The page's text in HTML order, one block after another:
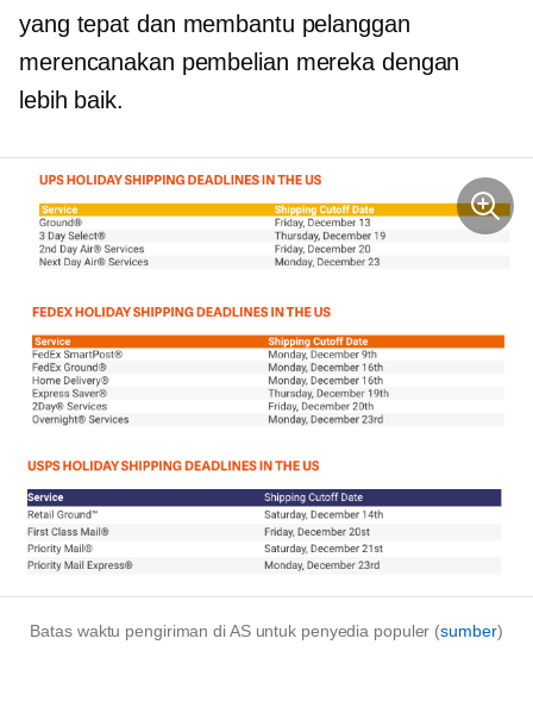
yang tepat dan membantu pelanggan
merencanakan pembelian mereka dengan
lebih baik.
Batas waktu pengiriman di AS untuk penyedia populer (sumber)